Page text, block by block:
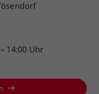
14:00 Uhr